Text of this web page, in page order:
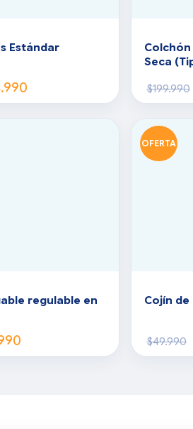
Estándar
Seca
$199.990
regulable en
OFERTA
Cojín de
$49.990